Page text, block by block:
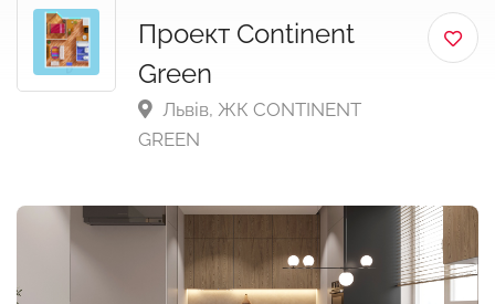
Проект Continent
Green
Львів, ЖК CONTINENT
GREEN